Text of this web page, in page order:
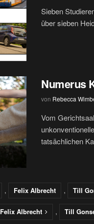
Sieben
über sieben
Numerus
von Rebecca
Vom
tatsächlichen
, Felix Albrecht , Till
Felix Albrecht , Till